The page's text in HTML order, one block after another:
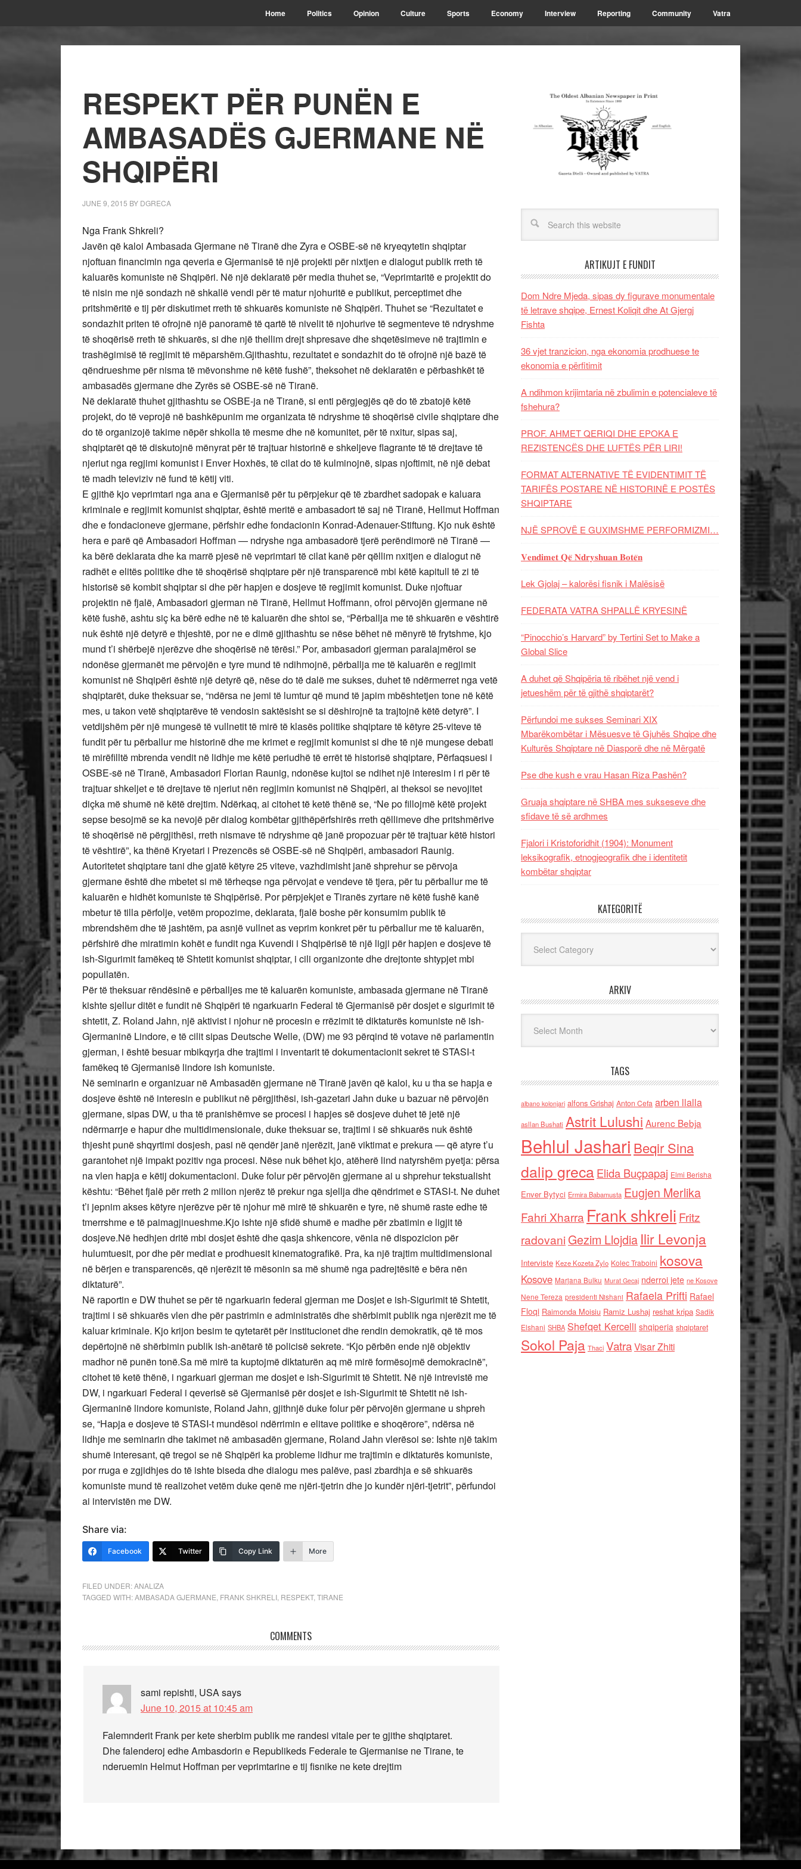
Home Politics Opinion Culture Sports Economy Interview Reporting Community Vatra
RESPEKT PËR PUNËN E
AMBASADËS GJERMANE NË
SHQIPËRI
JUNE 9, 2015 BY DGRECA
Nga Frank Shkreli?
Javën që kaloi Ambasada Gjermane në Tiranë dhe Zyra e OSBE-së në kryeqytetin shqiptar
njoftuan financimin nga qeveria e Gjermanisë të një projekti për nixtjen e dialogut publik rreth të
kaluarës komuniste në Shqipëri. Në një deklaratë për media thuhet se, “Veprimtaritë e projektit do
të nisin me një sondazh në shkallë vendi për të matur njohuritë e publikut, perceptimet dhe
pritshmëritë e tij për diskutimet rreth të shkuarës komuniste në Shqipëri. Thuhet se “Rezultatet e
sondazhit priten të ofrojnë një panoramë të qartë të nivelit të njohurive të segmenteve të ndryshme
të shoqërisë rreth të shkuarës, si dhe një thellim drejt shpresave dhe shqetësimeve në trajtimin e
trashëgimisë të regjimit të mëparshëm.Gjithashtu, rezultatet e sondazhit do të ofrojnë një bazë të
qëndrueshme për nisma të mëvonshme në këtë fushë”, theksohet në deklaratën e përbashkët të
ambasadës gjermane dhe Zyrës së OSBE-së në Tiranë.
Në deklaratë thuhet gjithashtu se OSBE-ja në Tiranë, si enti përgjegjës që do të zbatojë këtë
projekt, do të veprojë në bashkëpunim me organizata të ndryshme të shoqërisë civile shqiptare dhe
do të organizojë takime nëpër shkolla të mesme dhe në komunitet, për të nxitur, sipas saj,
shqiptarët që të diskutojnë mënyrat për të trajtuar historinë e shkeljeve flagrante të të drejtave të
njeriut nga regjimi komunist i Enver Hoxhës, të cilat do të kulminojnë, sipas njoftimit, në një debat
të madh televiziv në fund të këtij viti.
E gjithë kjo veprimtari nga ana e Gjermanisë për tu përpjekur që të zbardhet sadopak e kaluara
kriminale e regjimit komunist shqiptar, është meritë e ambasadort të saj në Tiranë, Hellmut Hoffman
dhe e fondacioneve gjermane, përfshir edhe fondacionin Konrad-Adenauer-Stiftung. Kjo nuk është
hera e parë që Ambasadori Hoffman — ndryshe nga ambasadorë tjerë perëndimorë në Tiranë —
ka bërë deklarata dhe ka marrë pjesë në veprimtari të cilat kanë për qëllim nxitjen e dialogut në
radhët e elitës politike dhe të shoqërisë shqiptare për një transparencë mbi këtë kapitull të zi të
historisë së kombit shqiptar si dhe për hapjen e dosjeve të regjimit komunist. Duke njoftuar
projektin në fjalë, Ambasadori gjerman në Tiranë, Hellmut Hoffmann, ofroi përvojën gjermane në
këtë fushë, ashtu siç ka bërë edhe në të kaluarën dhe shtoi se, “Përballja me të shkuarën e vështirë
nuk është një detyrë e thjeshtë, por ne e dimë gjithashtu se nëse bëhet në mënyrë të frytshme, kjo
mund t’i shërbejë njerëzve dhe shoqërisë në tërësi.” Por, ambasadori gjerman paralajmëroi se
ndonëse gjermanët me përvojën e tyre mund të ndihmojnë, përballja me të kaluarën e regjimit
komunist në Shqipëri është një detyrë që, nëse do të dalë me sukses, duhet të ndërmerret nga vetë
shqiptarët, duke theksuar se, “ndërsa ne jemi të lumtur që mund të japim mbështetjen tone në këtë
mes, u takon vetë shqiptarëve të vendosin saktësisht se si dëshirojnë ta trajtojnë këtë detyrë”. I
vetdijshëm për një mungesë të vullnetit të mirë të klasës politike shqiptare të këtyre 25-viteve të
fundit për tu përballur me historinë dhe me krimet e regjimit komunist si dhe të një mungese debati
të mirëfilltë mbrenda vendit në lidhje me këtë periudhë të errët të historisë shqiptare, Përfaqsuesi i
OSBE-së në Tiranë, Ambasadori Florian Raunig, ndonëse kujtoi se ndihet një interesim i ri për të
trajtuar shkeljet e të drejtave të njeriut nën regjimin komunist në Shqipëri, ai theksoi se nevojitet
diçka më shumë në këtë drejtim. Ndërkaq, ai citohet të ketë thënë se, “Ne po fillojmë këtë projekt
sepse besojmë se ka nevojë për dialog kombëtar gjithëpërfshirës rreth qëllimeve dhe pritshmërive
të shoqërisë në përgjithësi, rreth nismave të ndryshme që janë propozuar për të trajtuar këtë histori
të vështirë”, ka thënë Kryetari i Prezencës së OSBE-së në Shqipëri, ambasadori Raunig.
Autoritetet shqiptare tani dhe gjatë këtyre 25 viteve, vazhdimisht janë shprehur se përvoja
gjermane është dhe mbetet si më tërheqse nga përvojat e vendeve të tjera, për tu përballur me të
kaluarën e hidhët komuniste të Shqipërisë. Por përpjekjet e Tiranës zyrtare në këtë fushë kanë
mbetur të tilla përfolje, vetëm propozime, deklarata, fjalë boshe për konsumim publik të
mbrendshëm dhe të jashtëm, pa asnjë vullnet as veprim konkret për tu përballur me të kaluarën,
përfshirë dhe miratimin kohët e fundit nga Kuvendi i Shqipërisë të një ligji për hapjen e dosjeve të
ish-Sigurimit famëkeq të Shtetit komunist shqiptar, i cili organizonte dhe drejtonte shtypjet mbi
popullatën.
Për të theksuar rëndësinë e përballjes me të kaluarën komuniste, ambasada gjermane në Tiranë
kishte sjellur ditët e fundit në Shqipëri të ngarkuarin Federal të Gjermanisë për dosjet e sigurimit të
shtetit, Z. Roland Jahn, një aktivist i njohur në procesin e rrëzimit të diktaturës komuniste në ish-
Gjermaninë Lindore, e të cilit sipas Deutsche Welle, (DW) me 93 përqind të votave në parlamentin
gjerman, i është besuar mbikqyrja dhe trajtimi i inventarit të dokumentacionit sekret të STASI-t
famëkeq të Gjermanisë lindore ish komuniste.
Në seminarin e organizuar në Ambasadën gjermane në Tiranë javën që kaloi, ku u tha se hapja e
dosjeve është në interesin e publikut në përgjithësi, ish-gazetari Jahn duke u bazuar në përvojën
gjermane, sipas DW, u tha të pranishëmve se procesi i hapjes së dosjeve duhet të jetë një
ndërmarrje e hapur dhe multidimensionale, duke theksuar se, trajtimi i së shkuarës nuk është
thjesht punë shqyrtimi dosjesh, pasi në qendër janë njerëzit, janë viktimat e prekura — që atyre t’u
garantohet një impakt pozitiv nga procesi. Nëse nuk bëhet kjo, atëherë lind natyrshëm pyetja: përsa
na vlen hapja e këtij dokumentacioni. Duke folur për përvojën gjermane ai u shprehur tekstualisht
kështu: “Bëhet fjalë për rreth 2 milion njerëz të prekur nga sjellja dhe qëndrimet e STASI-t. Ne duhet
t’i jepnim akses këtyre njerëzve për të njohur më mirë të shkuarën e tyre, në shumë raste edhe të
tmerrshme e të paimagjinueshme.Kjo ishte një sfidë shumë e madhe për zbatimin e ligjit të
dosjeve.Në hedhjen dritë mbi dosjet është dhe qasja shkencore, vënia në dispozicion për
hulumtuesit, por dhe për mediat e prodhuesit kinematografikë. Pra, ka një trajtim multidimensional
në bërjen e transparencës, që njerëzit të mësonin sa më shumë nga padrejtësitë e bëra nën
diktaturë”.
Në raportin e DW thuhet se për të ngarkuarin federal gjerman me Dosjet e ish-Sigurimit të Shtetit,
trajtimi i së shkuarës vlen dhe për pastrimin e administratës dhe shërbimit publik nga njerëzit me të
kaluar kriminale. Kjo krijon besim te qytetarët për institucionet dhe rendin demokratik, që të mos
depërtojnë në shërbimin publik ish-anëtarë të policisë sekrete. “Kjo përbën ende një objektiv
madhor në punën tonë.Sa më mirë ta kuptojmë diktaturën aq më mirë formësojmë demokracinë”,
citohet të ketë thënë, i ngarkuari gjerman me dosjet e ish-Sigurimit të Shtetit. Në një intrevistë me
DW, i ngarkuari Federal i qeverisë së Gjermanisë për dosjet e ish-Sigurimit të Shtetit në ish-
Gjermaninë lindore komuniste, Roland Jahn, gjithnjë duke folur për përvojën gjermane u shpreh
se, “Hapja e dosjeve të STASI-t mundësoi ndërrimin e elitave politike e shoqërore”, ndërsa në
lidhje me seminarin dhe takimet në ambasadën gjermane, Roland Jahn vlerësoi se: Ishte një takim
shumë interesant, që tregoi se në Shqipëri ka probleme lidhur me trajtimin e diktaturës komuniste,
por rruga e zgjidhjes do të ishte biseda dhe dialogu mes palëve, pasi zbardhja e së shkuarës
komuniste mund të realizohet vetëm duke qenë me njëri-tjetrin dhe jo kundër njëri-tjetrit”, përfundoi
ai intervistën me DW.
Share via:
Facebook Twitter Copy Link More
FILED UNDER:ANALIZA
TAGGED WITH:AMBASADA GJERMANE FRANK SHKRELI RESPEKT, TIRANE
COMMENTS
sami repishti, USAsays
June 10, 2015 at 10:45 am
Falemnderit Frank per kete sherbim publik me randesi vitale per te gjithe shqiptaret.
Dhe falenderoj edhe Ambasdorin e Republikeds Federale te Gjermanise ne Tirane, te
nderuemin Helmut Hoffman per veprimtarine e tij fisnike ne kete drejtim
ARTIKUJT E FUNDIT
Dom Ndre Mjeda, sipas dy figurave monumentale
të letrave shqipe, Ernest Koliqit dhe At Gjergj
Fishta
36 vjet tranzicion, nga ekonomia prodhuese te
ekonomia e përfitimit
A ndihmon krijimtaria në zbulimin e potencialeve të
fshehura?
PROF. AHMET QERIQI DHE EPOKA E
REZISTENCЁS DHE LUFTЁS PЁR LIRI!
FORMAT ALTERNATIVE TË EVIDENTIMIT TË
TARIFËS POSTARE NË HISTORINË E POSTËS
SHQIPTARE
NJË SPROVË E GUXIMSHME PERFORMIZMI…
𝐕𝐞𝐧𝐝𝐢𝐦𝐞𝐭 𝐐𝐞̈ 𝐍𝐝𝐫𝐲𝐬𝐡𝐮𝐚𝐧 𝐁𝐨𝐭𝐞̈𝐧
Lek Gjolaj – kalorësi fisnik i Malësisë
FEDERATA VATRA SHPALLË KRYESINË
“Pinocchio’s Harvard” by Tertini Set to Make a
Global Slice
A duhet që Shqipëria të ribëhet një vend i
jetueshëm për të gjithë shqiptarët?
Përfundoi me sukses Seminari XIX
Mbarëkombëtar i Mësuesve të Gjuhës Shqipe dhe
Kulturës Shqiptare në Diasporë dhe në Mërgatë
Pse dhe kush e vrau Hasan Riza Pashën?
Gruaja shqiptare në SHBA mes sukseseve dhe
sfidave të së ardhmes
Fjalori i Kristoforidhit (1904): Monument
leksikografik, etnogjeografik dhe i identitetit
kombëtar shqiptar
KATEGORITË
ARKIV
TAGS
albano kolonjari alfons Grishaj Anton Cefa arben llalla
asllan Bushati Astrit Lulushi Aurenc Bebja
Behlul Jashari Beqir Sina
dalip grecaElida Buçpapaj Elmi Berisha
Enver Bytyci Ermira Babamusta Eugjen Merlika
Fahri Xharra Frank shkreli Fritz
radovaniGezim Llojdia Ilir Levonja
Interviste Keze Kozeta Zylo Kolec Traboini kosova
Kosove Marjana Bulku Murat Gecaj nderroi jete ne Kosove
Nene Tereza presidenti Nishani Rafaela Prifti Rafael
Floqi Raimonda Moisiu Ramiz Lushaj reshat kripa Sadik
Elshani SHBA Shefqet Kercelli shqiperia shqiptaret
Sokol Paja Thaci VatraVisar Zhiti